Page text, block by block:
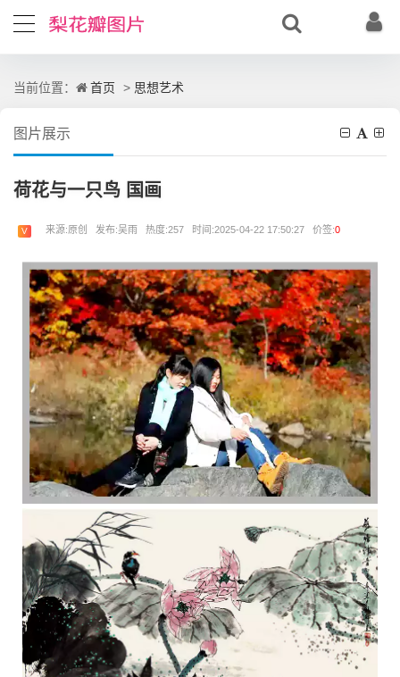
当前位置： 首页 > 思想艺术
图片展示
荷花与一只鸟 国画
V 来源:原创 发布:吴雨 热度:257 时间:2025-04-22 17:50:27 价签:0